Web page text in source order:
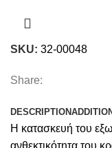
SKU: 32-00048
Share:
DESCRIPTION
Η κατασκευή του
ανθεκτικότητα του